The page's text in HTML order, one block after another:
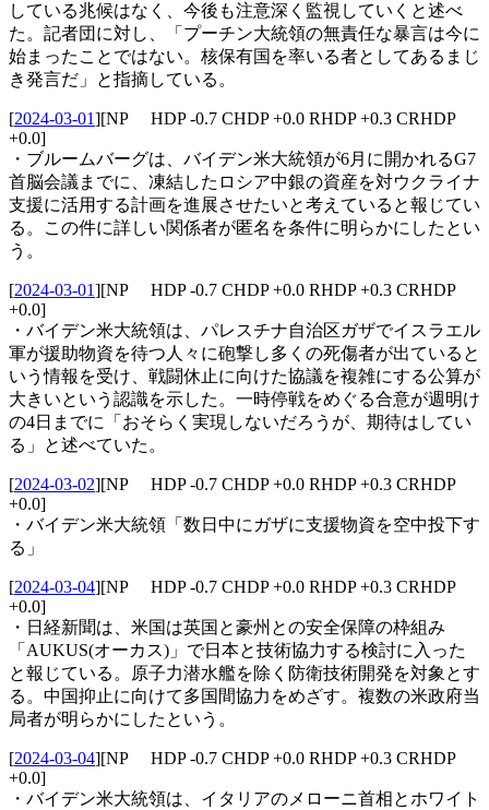
している兆候はなく、今後も注意深く監視していくと述べ
た。記者団に対し、「プーチン大統領の無責任な暴言は今に
始まったことではない。核保有国を率いる者としてあるまじ
き発言だ」と指摘している。
[2024-03-01][NP HDP -0.7 CHDP +0.0 RHDP +0.3 CRHDP
+0.0]
・ブルームバーグは、バイデン米大統領が6月に開かれるG7
首脳会議までに、凍結したロシア中銀の資産を対ウクライナ
支援に活用する計画を進展させたいと考えていると報じてい
る。この件に詳しい関係者が匿名を条件に明らかにしたとい
う。
[2024-03-01][NP HDP -0.7 CHDP +0.0 RHDP +0.3 CRHDP
+0.0]
・バイデン米大統領は、パレスチナ自治区ガザでイスラエル
軍が援助物資を待つ人々に砲撃し多くの死傷者が出ていると
いう情報を受け、戦闘休止に向けた協議を複雑にする公算が
大きいという認識を示した。一時停戦をめぐる合意が週明け
の4日までに「おそらく実現しないだろうが、期待はしてい
る」と述べていた。
[2024-03-02][NP HDP -0.7 CHDP +0.0 RHDP +0.3 CRHDP
+0.0]
・バイデン米大統領「数日中にガザに支援物資を空中投下す
る」
[2024-03-04][NP HDP -0.7 CHDP +0.0 RHDP +0.3 CRHDP
+0.0]
・日経新聞は、米国は英国と豪州との安全保障の枠組み
「AUKUS(オーカス)」で日本と技術協力する検討に入った
と報じている。原子力潜水艦を除く防衛技術開発を対象とす
る。中国抑止に向けて多国間協力をめざす。複数の米政府当
局者が明らかにしたという。
[2024-03-04][NP HDP -0.7 CHDP +0.0 RHDP +0.3 CRHDP
+0.0]
・バイデン米大統領は、イタリアのメローニ首相とホワイト